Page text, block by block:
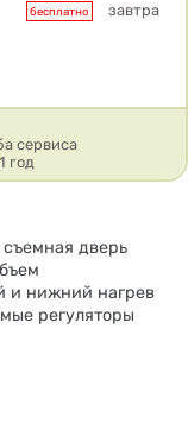
бесплатно завтра
сервиса
год
дверь
и нижний нагрев
регуляторы